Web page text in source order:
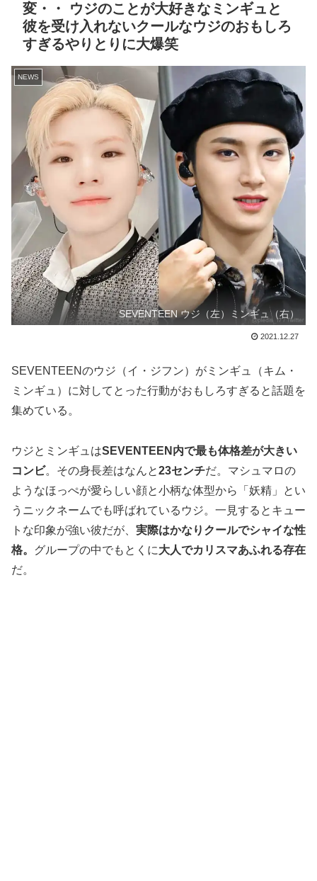
変・・ ウジのことが大好きなミンギュと
彼を受け入れないクールなウジのおもしろ
すぎるやりとりに大爆笑
NEWS
SEVENTEEN ウジ（左）ミンギュ（右）
2021.12.27
SEVENTEENのウジ（イ・ジフン）がミンギュ（キム・
ミンギュ）に対してとった行動がおもしろすぎると話題を
集めている。
ウジとミンギュはSEVENTEEN内で最も体格差が大きい
コンビ。その身長差はなんと23センチだ。マシュマロの
ようなほっぺが愛らしい顔と小柄な体型から「妖精」とい
うニックネームでも呼ばれているウジ。一見するとキュー
トな印象が強い彼だが、 実際はかなりクールでシャイな性
格。 グループの中でもとくに大人でカリスマあふれる存在
だ。